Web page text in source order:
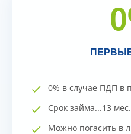
0
0% в случае ПДП в
Срок займа...13 мес.
Можно погасить в